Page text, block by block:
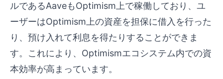
ルであるAaveもOptimism上で稼働しており、ユ
ーザーはOptimism上の資産を担保に借入を行った
り、預け入れて利息を得たりすることができま
す。これにより、Optimismエコシステム内での資
本効率が高まっています。